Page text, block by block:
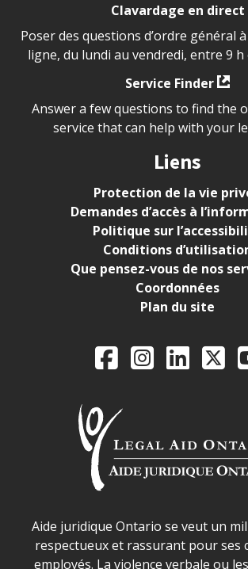
Clavardage en direct
Poser des questions d’ordre général
ligne, du lundi au vendredi, entre 9 h
Service Finder
Answer a few questions to find the
service that can help with your
Liens
Protection de la vie
Demandes d’accès à
Politique sur
Conditions
Que pensez-vous de nos
Coordonnées
Plan du site
Legal
FacebookInstagram
LinkedIn
X
Déclaration sur la sécurité dans
Aide juridique Ontario se veut un
respectueux et rassurant pour ses
employés. La violence verbale ou